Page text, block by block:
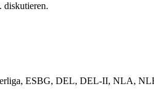
diskutieren.
ESBG, DEL, DEL-II, NLA,